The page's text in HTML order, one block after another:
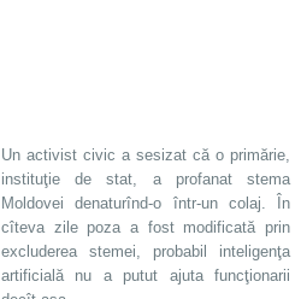
Un activist civic a sesizat că o primărie,
instituţie de stat, a profanat stema
Moldovei denaturînd-o într-un colaj. În
cîteva zile poza a fost modificată prin
excluderea stemei, probabil inteligenţa
artificială nu a putut ajuta funcţionarii